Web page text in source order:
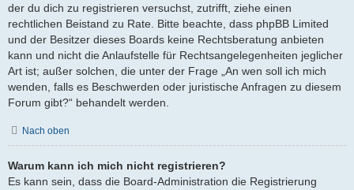
der du dich zu registrieren versuchst, zutrifft, ziehe einen
rechtlichen Beistand zu Rate. Bitte beachte, dass phpBB Limited
und der Besitzer dieses Boards keine Rechtsberatung anbieten
kann und nicht die Anlaufstelle für Rechtsangelegenheiten jeglicher
Art ist; außer solchen, die unter der Frage „An wen soll ich mich
wenden, falls es Beschwerden oder juristische Anfragen zu diesem
Forum gibt?“ behandelt werden.
Nach oben
Warum kann ich mich nicht registrieren?
Es kann sein, dass die Board-Administration die Registrierung